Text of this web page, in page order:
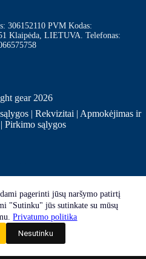
pagerinti jūsų naršymo patirtį
"Sutinku" jūs sutinkate su mūsų
Privatumo politika
Nesutinku
306152110 PVM Kodas:
Klaipėda, LIETUVA. Telefonas:
gear 2026
| Rekvizitai | Apmokėjimas ir
Pirkimo sąlygos